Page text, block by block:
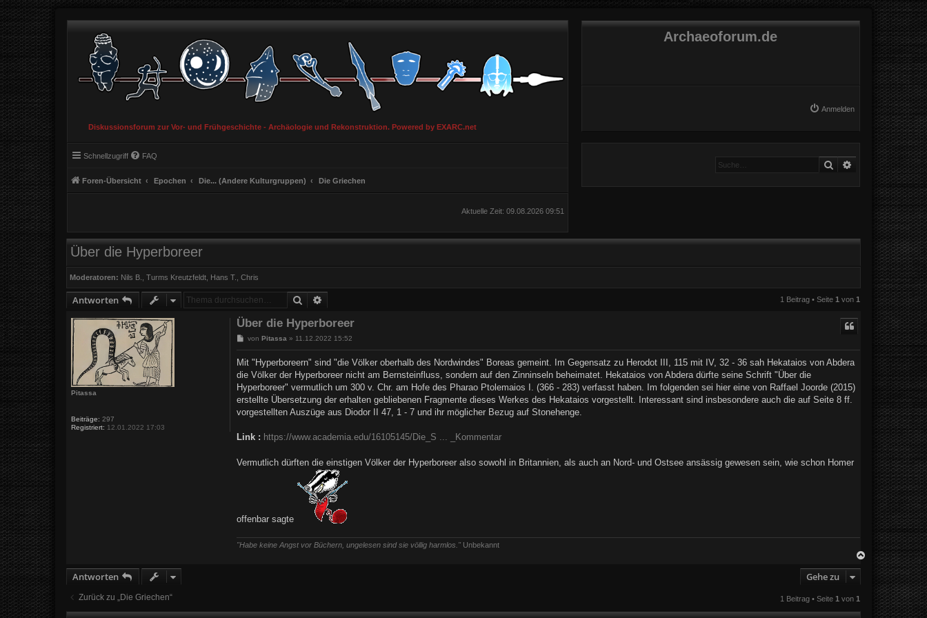
Diskussionsforum zur Vor- und Frühgeschichte - Archäologie und Rekonstruktion. Powered by EXARC.net
Archaeoforum.de
Anmelden
Schnellzugriff FAQ
Foren-Übersicht Epochen Die... (Andere Kulturgruppen) Die Griechen
Suche Erweiterte Suche
Aktuelle Zeit: 09.08.2026 09:51
Über die Hyperboreer
Moderatoren: Nils B. ,Turms Kreutzfeldt Hans T. ,Chris
Antworten Suche 1 Beitrag • Seite 1von 1
Pitassa
Beiträge: 297
Registriert: 12.01.2022 17:03
Über die Hyperboreer
B
t
r
g
von Pitassa » 11.12.2022 15:52
Mit "Hyperboreern" sind "die Völker oberhalb des Nordwindes" Boreas gemeint. Im Gegensatz zu Herodot III, 115 mit IV, 32 - 36 sah Hekataios von Abdera
die Völker der Hyperboreer nicht am Bernsteinfluss, sondern auf den Zinninseln beheimatet. Hekataios von Abdera dürfte seine Schrift "Über die
Hyperboreer" vermutlich um 300 v. Chr. am Hofe des Pharao Ptolemaios I. (366 - 283) verfasst haben. Im folgenden sei hier eine von Raffael Joorde (2015)
erstellte Übersetzung der erhalten gebliebenen Fragmente dieses Werkes des Hekataios vorgestellt. Interessant sind insbesondere auch die auf Seite 8 ff.
vorgestellten Auszüge aus Diodor II 47, 1 - 7 und ihr möglicher Bezug auf Stonehenge.
Link : https://www.academia.edu/16105145/Die_S ... _Kommentar
Vermutlich dürften die einstigen Völker der Hyperboreer also sowohl in Britannien, als auch an Nord- und Ostsee ansässig gewesen sein, wie schon Homer
offenbar sagte
"Habe keine Angst vor Büchern, ungelesen sind sie völlig harmlos." Unbekannt
Antworten Gehe zu
Zurück zu „Die Griechen“ 1 Beitrag • Seite 1 von 1